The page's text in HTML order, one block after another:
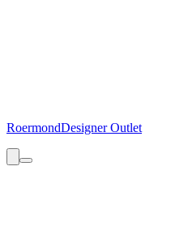
RoermondDesigner Outlet